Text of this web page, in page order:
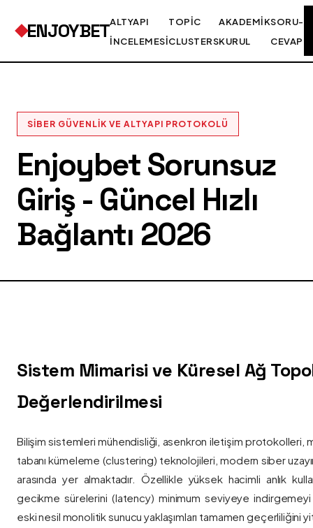
ENJOYBETALTYAPI
İNCELEMESI
TOPIC
CLUSTERS
AKADEMIK
KURUL
SORU-
CEVAP
SIBER GÜVENLIK VE ALTYAPI PROTOKOLÜ
Enjoybet Sorunsuz
Giriş - Güncel Hızlı
Bağlantı 2026
Sistem Mimarisi ve Küresel Ağ
Değerlendirilmesi
Bilişim sistemleri mühendisliği, asenkron iletişim protokolleri,
tabanı kümeleme (clustering) teknolojileri, modern siber
arasında yer almaktadır. Özellikle yüksek hacimli anlık
gecikme sürelerini (latency) minimum seviyeye
eski nesil monolitik sunucu yaklaşımları tamamen geçerliliğini